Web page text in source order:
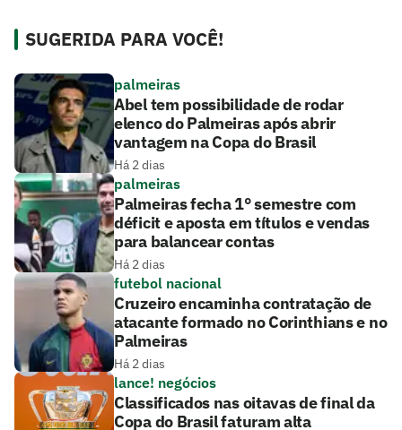
SUGERIDA PARA VOCÊ!
palmeiras
Abel tem possibilidade de rodar
elenco do Palmeiras após abrir
vantagem na Copa do Brasil
Há 2 dias
palmeiras
Palmeiras fecha 1° semestre com
déficit e aposta em títulos e vendas
para balancear contas
Há 2 dias
futebol nacional
Cruzeiro encaminha contratação de
atacante formado no Corinthians e no
Palmeiras
Há 2 dias
lance! negócios
Classificados nas oitavas de final da
Copa do Brasil faturam alta